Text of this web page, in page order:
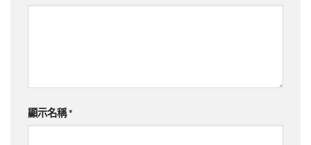
顯示名稱*